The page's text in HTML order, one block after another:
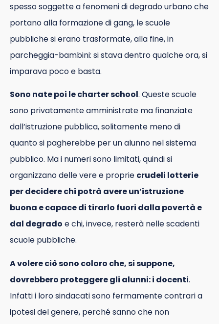
spesso soggette a fenomeni di degrado urbano che
portano alla formazione di gang, le scuole
pubbliche si erano trasformate, alla fine, in
parcheggia-bambini: si stava dentro qualche ora, si
imparava poco e basta.
Sono nate poi le charter school. Queste scuole
sono privatamente amministrate ma finanziate
dall’istruzione pubblica, solitamente meno di
quanto si pagherebbe per un alunno nel sistema
pubblico. Ma i numeri sono limitati, quindi si
organizzano delle vere e proprie crudeli lotterie
per decidere chi potrà avere un’istruzione
buona e capace di tirarlo fuori dalla povertà e
dal degrado e chi, invece, resterà nelle scadenti
scuole pubbliche.
A volere ciò sono coloro che, si suppone,
dovrebbero proteggere gli alunni: i docenti.
Infatti i loro sindacati sono fermamente contrari a
ipotesi del genere, perché sanno che non